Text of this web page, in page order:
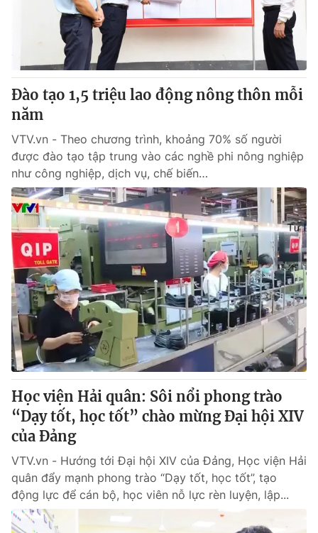
Đào tạo 1,5 triệu lao động nông thôn mỗi
năm
VTV.vn - Theo chương trình, khoảng 70% số người
được đào tạo tập trung vào các nghề phi nông nghiệp
như công nghiệp, dịch vụ, chế biến…
Học viện Hải quân: Sôi nổi phong trào
“Dạy tốt, học tốt” chào mừng Đại hội XIV
của Đảng
VTV.vn - Hướng tới Đại hội XIV của Đảng, Học viện Hải
quân đẩy mạnh phong trào “Dạy tốt, học tốt”, tạo
động lực để cán bộ, học viên nỗ lực rèn luyện, lập...